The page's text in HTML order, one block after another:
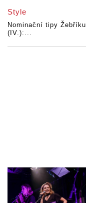
Style
Nominační tipy Žebříku
(IV.):...